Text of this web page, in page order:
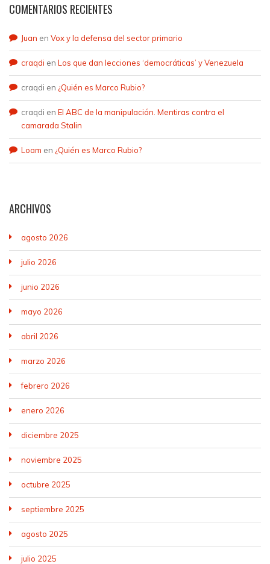
COMENTARIOS RECIENTES
Juan en Vox y la defensa del sector primario
craqdi en Los que dan lecciones ‘democráticas’ y Venezuela
craqdi en ¿Quién es Marco Rubio?
craqdi en El ABC de la manipulación. Mentiras contra el
camarada Stalin
Loam en ¿Quién es Marco Rubio?
ARCHIVOS
agosto 2026
julio 2026
junio 2026
mayo 2026
abril 2026
marzo 2026
febrero 2026
enero 2026
diciembre 2025
noviembre 2025
octubre 2025
septiembre 2025
agosto 2025
julio 2025